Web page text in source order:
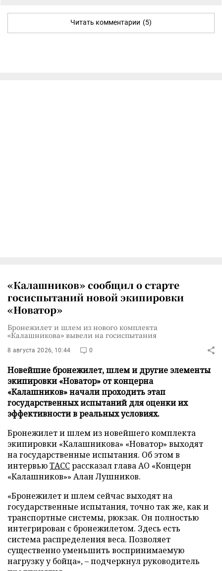
Читать комментарии (5)
«Калашников» сообщил о старте
госиспытаний новой экипировки
«Новатор»
Бронежилет и шлем из нового комплекта
«Калашникова» вывели на госиспытания
8 августа 2026, 10:44 0
Новейшие бронежилет, шлем и другие элементы
экипировки «Новатор» от концерна
«Калашников» начали проходить этап
государственных испытаний для оценки их
эффективности в реальных условиях.
Бронежилет и шлем из новейшего комплекта
экипировки «Калашникова» «Новатор» выходят
на государственные испытания. Об этом в
интервьюТАССрассказал глава АО «Концерн
«Калашников»» Алан Лушников.
«Бронежилет и шлем сейчас выходят на
государственные испытания, точно так же, как и
транспортные системы, рюкзак. Он полностью
интегрирован с бронежилетом. Здесь есть
система распределения веса. Позволяет
существенно уменьшить воспринимаемую
нагрузку у бойца», – подчеркнул руководитель